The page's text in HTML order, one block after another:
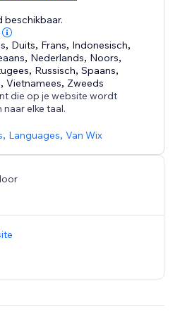
instellingen, zoals
de browsertaal van je
aan URL-
en professionele
te werken via
en machtigingen.
7 beschikbaar om je
en je te helpen het meeste
beschikbaar.
, Duits, Frans, Indonesisch,
, Nederlands, Noors,
, Russisch,Spaans,
,Vietnamees, Zweeds
die op je website wordt
elke taal.
, Languages,Van Wix